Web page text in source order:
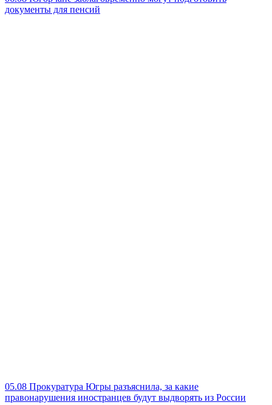
документы для пенсий
05.08 Прокуратура Югры разъяснила, за какие
правонарушения иностранцев будут выдворять из России